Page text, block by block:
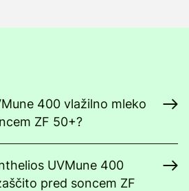
400 vlažilno mleko
ZF 50+?
UVMune 400
pred soncem ZF